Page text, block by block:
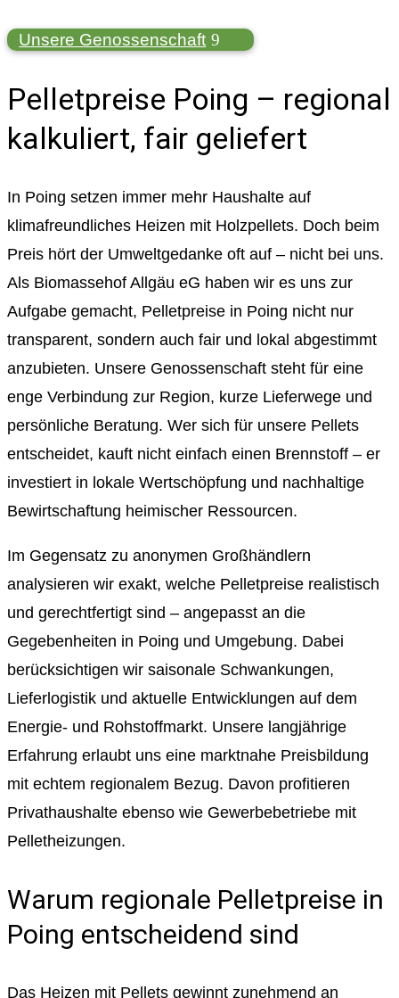
Unsere Genossenschaft
Pelletpreise Poing – regional
kalkuliert, fair geliefert
In Poing setzen immer mehr Haushalte auf
klimafreundliches Heizen mit Holzpellets. Doch beim
Preis hört der Umweltgedanke oft auf – nicht bei uns.
Als Biomassehof Allgäu eG haben wir es uns zur
Aufgabe gemacht, Pelletpreise in Poing nicht nur
transparent, sondern auch fair und lokal abgestimmt
anzubieten. Unsere Genossenschaft steht für eine
enge Verbindung zur Region, kurze Lieferwege und
persönliche Beratung. Wer sich für unsere Pellets
entscheidet, kauft nicht einfach einen Brennstoff – er
investiert in lokale Wertschöpfung und nachhaltige
Bewirtschaftung heimischer Ressourcen.
Im Gegensatz zu anonymen Großhändlern
analysieren wir exakt, welche Pelletpreise realistisch
und gerechtfertigt sind – angepasst an die
Gegebenheiten in Poing und Umgebung. Dabei
berücksichtigen wir saisonale Schwankungen,
Lieferlogistik und aktuelle Entwicklungen auf dem
Energie- und Rohstoffmarkt. Unsere langjährige
Erfahrung erlaubt uns eine marktnahe Preisbildung
mit echtem regionalem Bezug. Davon profitieren
Privathaushalte ebenso wie Gewerbebetriebe mit
Pelletheizungen.
Warum regionale Pelletpreise in
Poing entscheidend sind
Das Heizen mit Pellets gewinnt zunehmend an